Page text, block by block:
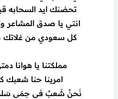
تحضنك ايد السحابه
انتي يا صدق المشاعر
كل سعودي من غلاتك
‏مملكتنا يا هوانا
امرينا حنا شعبك
نَحنُ شَعبٌ في حِمَى